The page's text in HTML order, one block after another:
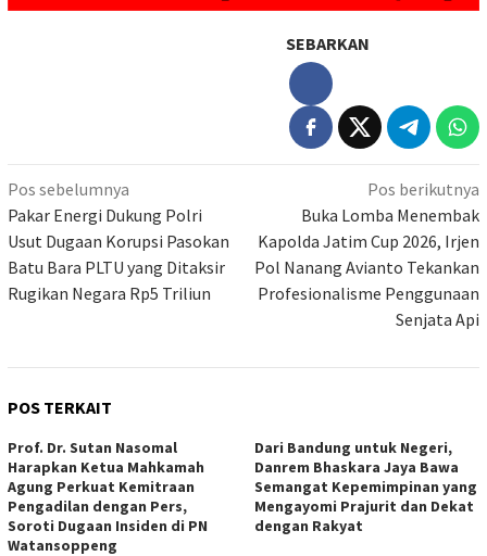
SEBARKAN
Navigasi
pos
Pos sebelumnya
Pakar Energi Dukung Polri
Usut Dugaan Korupsi Pasokan
Batu Bara PLTU yang Ditaksir
Rugikan Negara Rp5 Triliun
Pos berikutnya
Buka Lomba Menembak
Kapolda Jatim Cup 2026, Irjen
Pol Nanang Avianto Tekankan
Profesionalisme Penggunaan
Senjata Api
POS TERKAIT
Prof. Dr. Sutan Nasomal
Harapkan Ketua Mahkamah
Agung Perkuat Kemitraan
Pengadilan dengan Pers,
Soroti Dugaan Insiden di PN
Watansoppeng
Dari Bandung untuk Negeri,
Danrem Bhaskara Jaya Bawa
Semangat Kepemimpinan yang
Mengayomi Prajurit dan Dekat
dengan Rakyat